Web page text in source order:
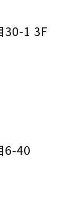
30-1 3F
6-40